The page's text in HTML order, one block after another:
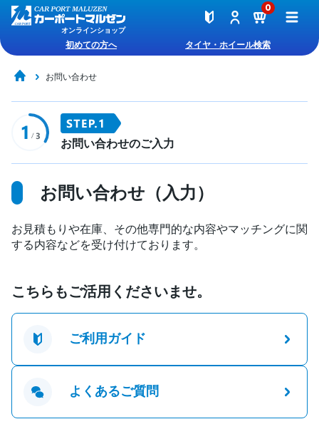
オンラインショップ
0
初めての方へ タイヤ・ホイール検索
お問い合わせ
お問い合わせのご入力
お問い合わせ（入力）
お見積もりや在庫、その他専門的な内容やマッチングに関
する内容などを受け付けております。
こちらもご活用くださいませ。
ご利用ガイド
よくあるご質問